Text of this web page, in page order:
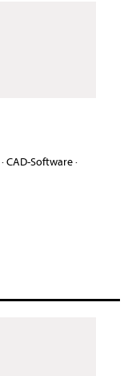
·CAD-Software·